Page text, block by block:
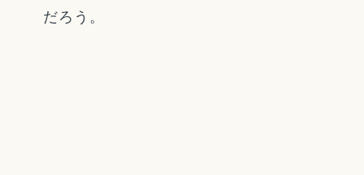
だろう。